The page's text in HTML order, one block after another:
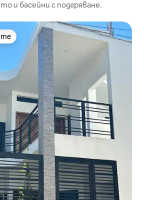
и басейни с подгряване.
на гостите